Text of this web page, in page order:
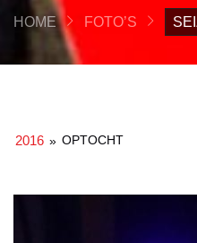
HOME FOTO’S
2016 » OPTOCHT